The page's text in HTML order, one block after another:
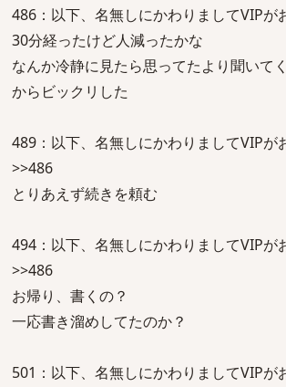
486：以下、名無しにかわりましてVIPが
30分経ったけど人減ったかな
なんか冷静に見たら思ってたより聞いて
からビックリした
489：以下、名無しにかわりましてVIPが
>>486
とりあえず続きを頼む
494：以下、名無しにかわりましてVIPが
>>486
お帰り、書くの？
一応書き溜めしてたのか？
501：以下、名無しにかわりましてVIPが